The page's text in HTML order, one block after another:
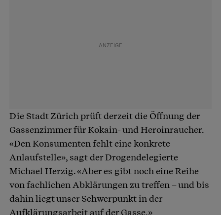
Die Stadt Zürich prüft derzeit die Öffnung der
Gassenzimmer für Kokain- und Heroinraucher.
«Den Konsumenten fehlt eine konkrete
Anlaufstelle», sagt der Drogendelegierte
Michael Herzig. «Aber es gibt noch eine Reihe
von fachlichen Abklärungen zu treffen – und bis
dahin liegt unser Schwerpunkt in der
Aufklärungsarbeit auf der Gasse.»